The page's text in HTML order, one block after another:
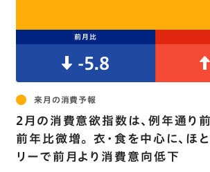
前月比
-5.8
来月の消費予報
2月の消費意欲指数は､例年通り
前年比微増｡ 衣･食を中心に､ほ
リーで前月より消費意向低下